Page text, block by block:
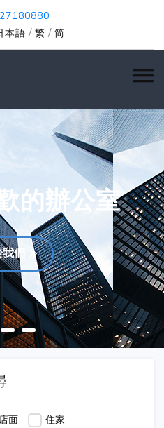
本語 / 繁 / 简
的辦公室
們
面 住家